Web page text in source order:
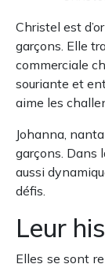
Christel est
garçons. Elle
commerciale
souriante et
aime les
Johanna,
garçons. Dans
aussi
défis.
Leur
Elles se sont